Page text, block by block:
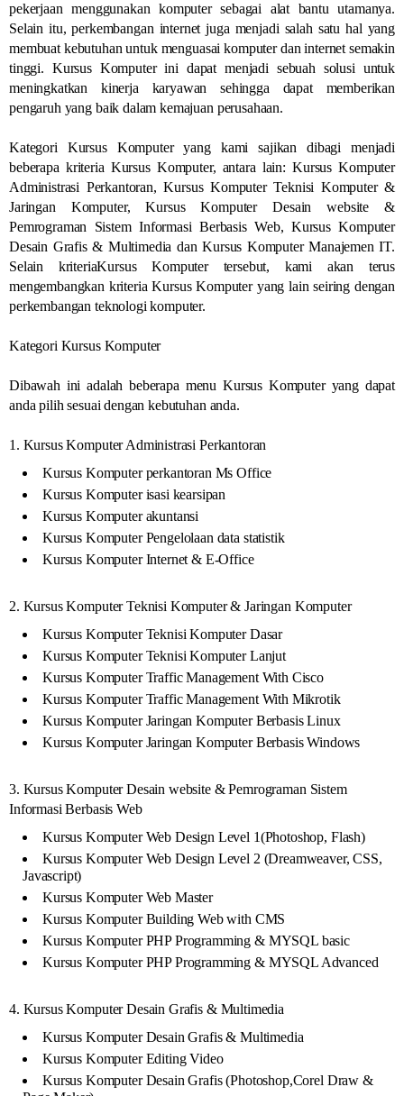
pekerjaan menggunakan komputer sebagai alat bantu utamanya.
Selain itu, perkembangan internet juga menjadi salah satu hal yang
membuat kebutuhan untuk menguasai komputer dan internet semakin
tinggi. Kursus Komputer ini dapat menjadi sebuah solusi untuk
meningkatkan kinerja karyawan sehingga dapat memberikan
pengaruh yang baik dalam kemajuan perusahaan.
Kategori Kursus Komputer yang kami sajikan dibagi menjadi
beberapa kriteria Kursus Komputer, antara lain: Kursus Komputer
Administrasi Perkantoran, Kursus Komputer Teknisi Komputer &
Jaringan Komputer, Kursus Komputer Desain website &
Pemrograman Sistem Informasi Berbasis Web, Kursus Komputer
Desain Grafis & Multimedia dan Kursus Komputer Manajemen IT.
Selain kriteriaKursus Komputer tersebut, kami akan terus
mengembangkan kriteria Kursus Komputer yang lain seiring dengan
perkembangan teknologi komputer.
Kategori Kursus Komputer
Dibawah ini adalah beberapa menu Kursus Komputer yang dapat
anda pilih sesuai dengan kebutuhan anda.
1. Kursus Komputer Administrasi Perkantoran
Kursus Komputer perkantoran Ms Office
Kursus Komputer isasi kearsipan
Kursus Komputer akuntansi
Kursus Komputer Pengelolaan data statistik
Kursus Komputer Internet & E-Office
2. Kursus Komputer Teknisi Komputer & Jaringan Komputer
Kursus Komputer Teknisi Komputer Dasar
Kursus Komputer Teknisi Komputer Lanjut
Kursus Komputer Traffic Management With Cisco
Kursus Komputer Traffic Management With Mikrotik
Kursus Komputer Jaringan Komputer Berbasis Linux
Kursus Komputer Jaringan Komputer Berbasis Windows
3. Kursus Komputer Desain website & Pemrograman Sistem
Informasi Berbasis Web
Kursus Komputer Web Design Level 1(Photoshop, Flash)
Kursus Komputer Web Design Level 2 (Dreamweaver, CSS,
Javascript)
Kursus Komputer Web Master
Kursus Komputer Building Web with CMS
Kursus Komputer PHP Programming & MYSQL basic
Kursus Komputer PHP Programming & MYSQL Advanced
4. Kursus Komputer Desain Grafis & Multimedia
Kursus Komputer Desain Grafis & Multimedia
Kursus Komputer Editing Video
Kursus Komputer Desain Grafis (Photoshop,Corel Draw &